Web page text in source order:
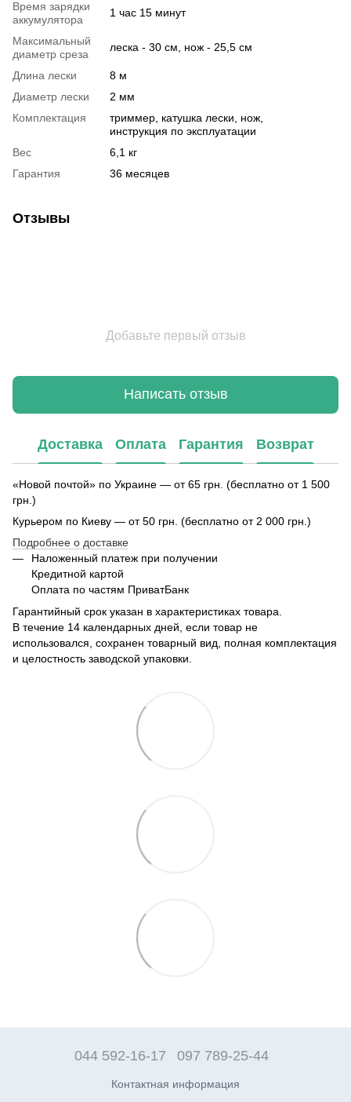
Время зарядки
аккумулятора
1 час 15 минут
Максимальный
диаметр среза
леска - 30 см, нож - 25,5 см
Длина лески
8 м
Диаметр лески
2 мм
Комплектация
триммер, катушка лески, нож,
инструкция по эксплуатации
Вес
6,1 кг
Гарантия
36 месяцев
Отзывы
Добавьте первый отзыв
Написать отзыв
Доставка Оплата Гарантия Возврат
«Новой почтой» по Украине — от 65 грн. (бесплатно от 1 500
грн.)
Курьером по Киеву — от 50 грн. (бесплатно от 2 000 грн.)
Подробнее о доставке
Наложенный платеж при получении
Кредитной картой
Оплата по частям ПриватБанк
Гарантийный срок указан в характеристиках товара.
В течение 14 календарных дней, если товар не
использовался, сохранен товарный вид, полная комплектация
и целостность заводской упаковки.
044 592-16-17 097 789-25-44
Контактная информация